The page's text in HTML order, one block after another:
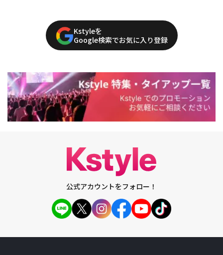
Kstyleを
Google検索でお気に入り登録
公式アカウントをフォロー！